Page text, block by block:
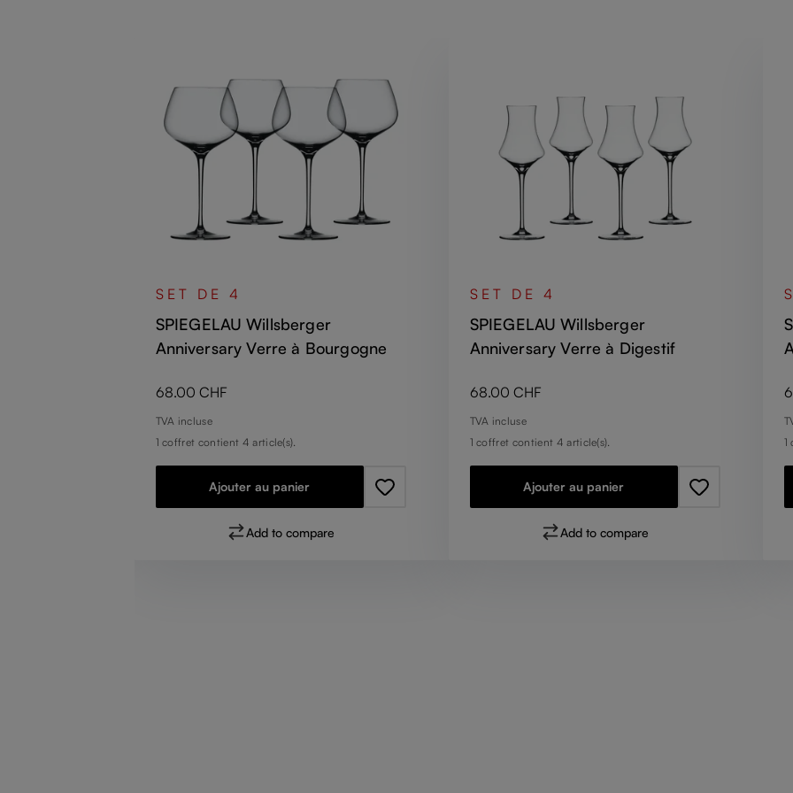
SET DE 4
SPIEGELAU Willsberger
Anniversary Verre à Bourgogne
Prix régulier :
68.00 CHF
TVA incluse
1 coffret contient 4 article(s).
Ajouter au panier
Add to compare
SET DE 4
SPIEGELAU Willsberger
Anniversary Verre à Digestif
Prix régulier :
68.00 CHF
TVA incluse
1 coffret contient 4 article(s).
Ajouter au panier
Add to compare
1